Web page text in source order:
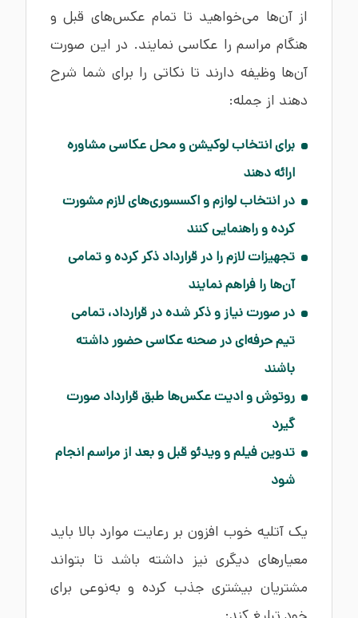
از آن‌ها می‌خواهید تا تمام عکس‌های قبل و
هنگام مراسم را عکاسی نمایند. در این صورت
آن‌ها وظیفه دارند تا نکاتی را برای شما شرح
دهند از جمله:
برای انتخاب لوکیشن و محل عکاسی مشاوره
ارائه دهند
در انتخاب لوازم و اکسسوری‌های لازم مشورت
کرده و راهنمایی کنند
تجهیزات لازم را در قرارداد ذکر کرده و تمامی
آن‌ها را فراهم نمایند
در صورت نیاز و ذکر شده در قرارداد، تمامی
تیم حرفه‌ای در صحنه عکاسی حضور داشته
باشند
روتوش و ادیت عکس‌ها طبق قرارداد صورت
گیرد
تدوین فیلم و ویدئو قبل و بعد از مراسم انجام
شود
یک آتلیه خوب افزون بر رعایت موارد بالا باید
معیارهای دیگری نیز داشته باشد تا بتواند
مشتریان بیشتری جذب کرده و به‌نوعی برای